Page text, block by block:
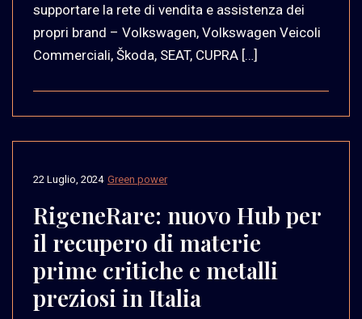
supportare la rete di vendita e assistenza dei
propri brand – Volkswagen, Volkswagen Veicoli
Commerciali, Škoda, SEAT, CUPRA […]
Green power
22 Luglio, 2024
RigeneRare: nuovo Hub per
il recupero di materie
prime critiche e metalli
preziosi in Italia